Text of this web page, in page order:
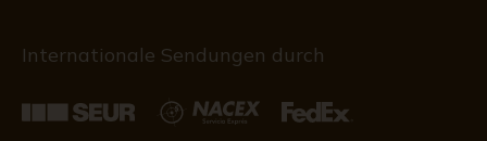
Internationale Sendungen durch